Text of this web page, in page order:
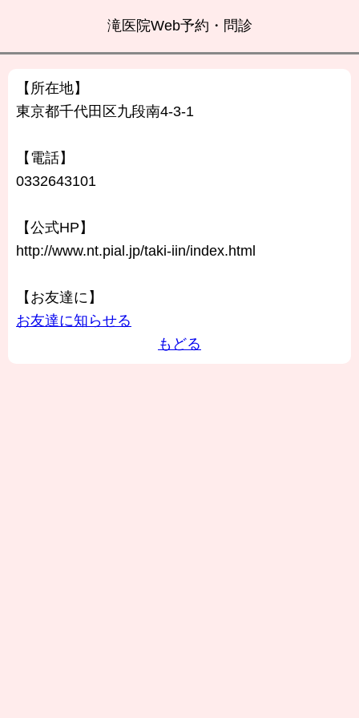
滝医院Web予約・問診
【所在地】
東京都千代田区九段南4-3-1
【電話】
0332643101
【公式HP】
http://www.nt.pial.jp/taki-iin/index.html
【お友達に】
お友達に知らせる
もどる